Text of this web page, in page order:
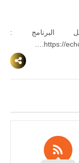
البرنامج :
https://